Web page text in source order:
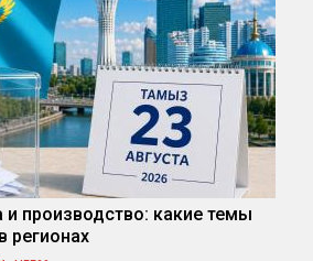
производство: какие темы
регионах